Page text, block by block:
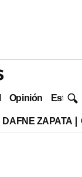
Opinión Estilo
DAFNE ZAPATA